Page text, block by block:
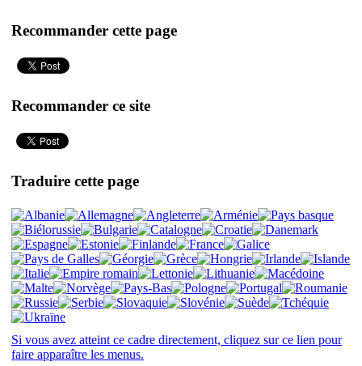
Recommander cette page
Recommander ce site
Traduire cette page
Si vous avez atteint ce cadre directement, cliquez sur ce lien pour
faire apparaître les menus.